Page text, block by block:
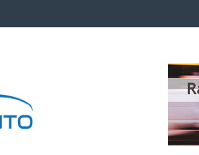
A
D
D
T
I
T